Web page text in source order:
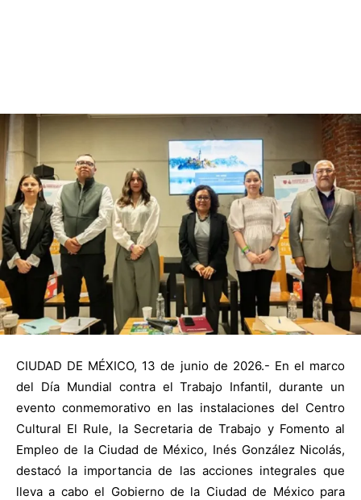
CIUDAD DE MÉXICO, 13 de junio de 2026.- En el marco
del Día Mundial contra el Trabajo Infantil, durante un
evento conmemorativo en las instalaciones del Centro
Cultural El Rule, la Secretaria de Trabajo y Fomento al
Empleo de la Ciudad de México, Inés González Nicolás,
destacó la importancia de las acciones integrales que
lleva a cabo el Gobierno de la Ciudad de México para